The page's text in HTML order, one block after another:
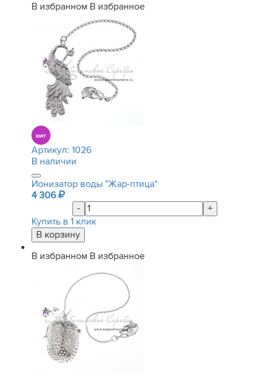
В избранном В избранное
Артикул: 1026
В наличии
Ионизатор воды "Жар-птица"
4 306
-
+
Купить в 1 клик
В избранном В избранное